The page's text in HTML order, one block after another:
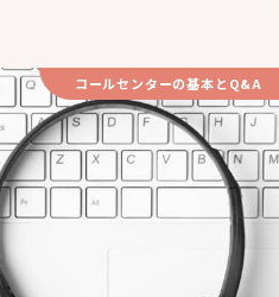
コールセンターの基本とQ&A